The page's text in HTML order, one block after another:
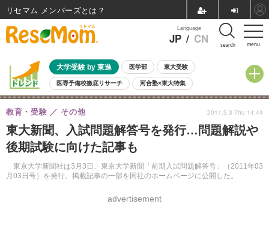
menu
Language
JP / CN search
大学受験 by 東進 医学部 東大受験
医専予備校徹底リサーチ 河合塾×東大特集
親子で考える大学選び 高校受験 中学受験 小学校受験
共通テスト 夏休み
8月開催イベント・WS 全国公立高校 過去問 人気記事
自由研究教材（小学生向け） 自由研究教材（中学生向け）
東大新聞、入試問題解答号を発行…問題解説や
後期試験に向けた記事も
東京大学新聞社は3月3日、東京大学新聞「前期入試問題解答号」（2011年03
月03日号）を発行。掲載記事の一部を同社のホームページに公開した。
教育・受験 その他
advertisement
2011.3.3 Thu 14:44
リセマム メンバーズ